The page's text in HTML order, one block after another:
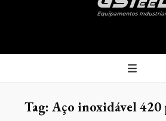
Gsteel
Tag: Aço inoxidável